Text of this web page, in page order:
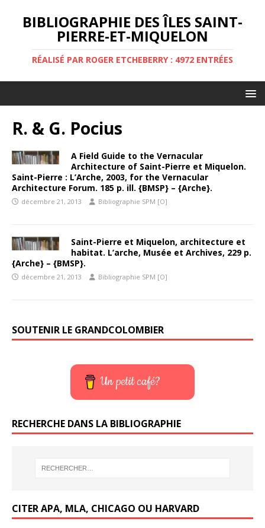
BIBLIOGRAPHIE DES ÎLES SAINT-
PIERRE-ET-MIQUELON
RÉALISÉ PAR ROGER ETCHEBERRY : 4972 ENTRÉES
R. & G. Pocius
A Field Guide to the Vernacular
Architecture of Saint-Pierre et Miquelon.
Saint-Pierre : L’Arche, 2003, for the Vernacular
Architecture Forum. 185 p. ill. {BMSP} – {Arche}.
décembre 21, 2013 Bibliographie SPM [O]
Saint-Pierre et Miquelon, architecture et
habitat. L’arche, Musée et Archives, 229 p.
{Arche} – {BMSP}.
décembre 21, 2013 Bibliographie SPM [O]
SOUTENIR LE GRANDCOLOMBIER
Un petit café?
RECHERCHE DANS LA BIBLIOGRAPHIE
CITER APA, MLA, CHICAGO OU HARVARD